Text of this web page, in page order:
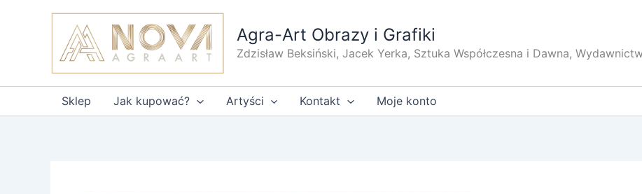
Agra-Art Obrazy i Grafiki
Zdzisław Beksiński, Jacek Yerka, Sztuka Współczesna i Dawna,
Sklep Jak kupować? Artyści Kontakt Moje konto